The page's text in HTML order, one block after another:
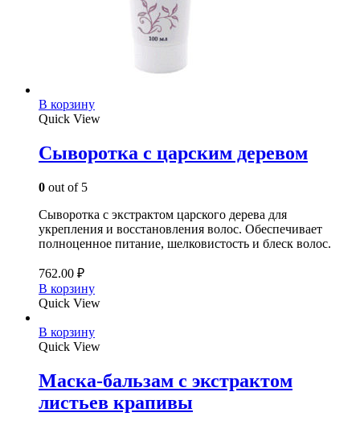
В корзину
Quick View
Сыворотка с царским деревом
0 out of 5
Сыворотка с экстрактом царского дерева для
укрепления и восстановления волос. Обеспечивает
полноценное питание, шелковистость и блеск волос.
762.00 ₽
В корзину
Quick View
В корзину
Quick View
Маска-бальзам с экстрактом
листьев крапивы